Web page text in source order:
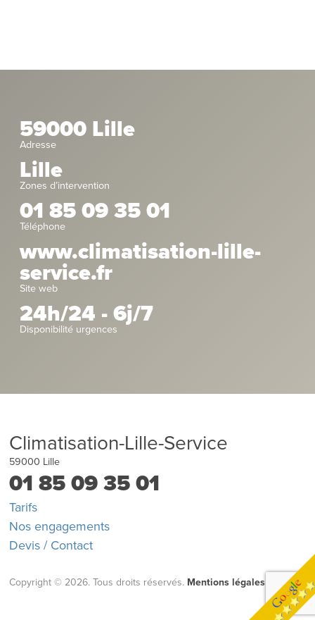
59000 Lille
Adresse
Lille
Zones d’intervention
01 85 09 35 01
Téléphone
www.climatisation-lille-
service.fr
Site web
24h/24 - 6j/7
Disponibilité urgences
Climatisation-Lille-Service
59000 Lille
01 85 09 35 01
Tarifs
Nos engagements
Devis / Contact
Copyright © 2026. Tous droits réservés. Mentions légales